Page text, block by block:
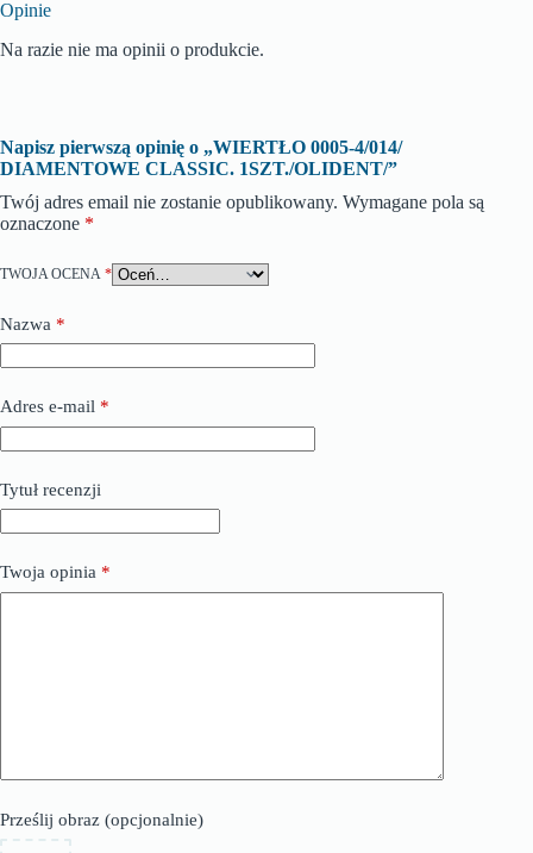
Opinie
Na razie nie ma opinii o produkcie.
Napisz pierwszą opinię o „WIERTŁO 0005-4/014/
DIAMENTOWE CLASSIC. 1SZT./OLIDENT/”
Twój adres email nie zostanie opublikowany. Wymagane pola są
oznaczone *
TWOJA OCENA *
Nazwa *
Adres e-mail *
Tytuł recenzji
Twoja opinia *
Prześlij obraz (opcjonalnie)